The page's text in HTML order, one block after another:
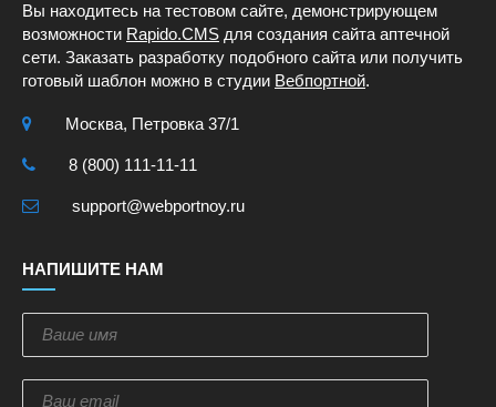
Вы находитесь на тестовом сайте, демонстрирующем
возможности Rapido.CMS для создания сайта аптечной
сети. Заказать разработку подобного сайта или получить
готовый шаблон можно в студии Вебпортной.
Москва, Петровка 37/1
8 (800) 111-11-11
support@webportnoy.ru
НАПИШИТЕ НАМ